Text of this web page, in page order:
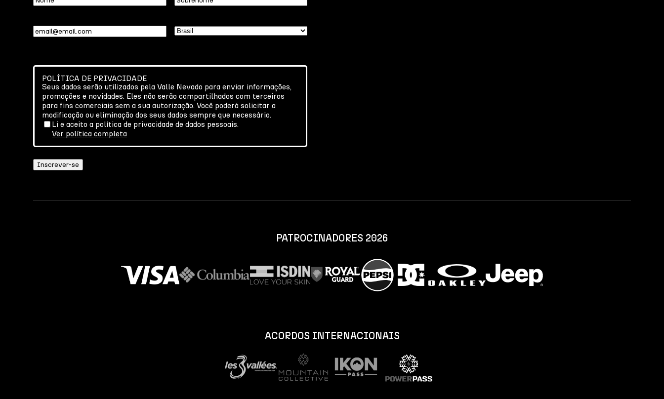
Email(obrigatório) País
POLÍTICA DE PRIVACIDADE
Seus dados serão utilizados pela Valle Nevado para enviar informações,
promoções e novidades. Eles não serão compartilhados com terceiros
para fins comerciais sem a sua autorização. Você poderá solicitar a
modificação ou eliminação dos seus dados sempre que necessário.
Li e aceito a política de privacidade de dados pessoais.
Ver política completa
PATROCINADORES 2026
ACORDOS INTERNACIONAIS